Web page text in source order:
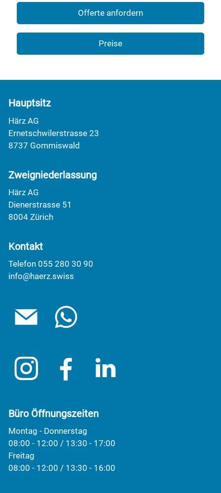
Offerte anfordern
Preise
Hauptsitz
Härz AG
Ernetschwilerstrasse 23
8737 Gommiswald
Zweigniederlassung
Härz AG
Dienerstrasse 51
8004 Zürich
Kontakt
Telefon 055 280 30 90
info@haerz.swiss
Büro Öffnungszeiten
Montag - Donnerstag
08:00 - 12:00 / 13:30 - 17:00
Freitag
08:00 - 12:00 / 13:30 - 16:00